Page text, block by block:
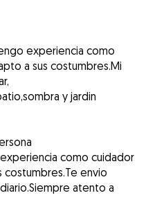
experiencia como
a sus costumbres.Mi
y jardin
como cuidador
costumbres.Te envio
atento a